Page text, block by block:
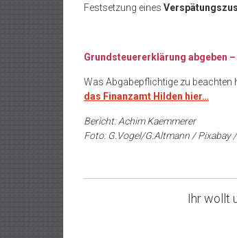
Festsetzung eines
Grundsteuererklärung abgeben –
Was Abgabepflichtige zu beachten
das Finanzamt Hilden hier…
Bericht: Achim Kaemmerer
Foto: G.Vogel/G.Altmann / Pixabay
Ihr wollt